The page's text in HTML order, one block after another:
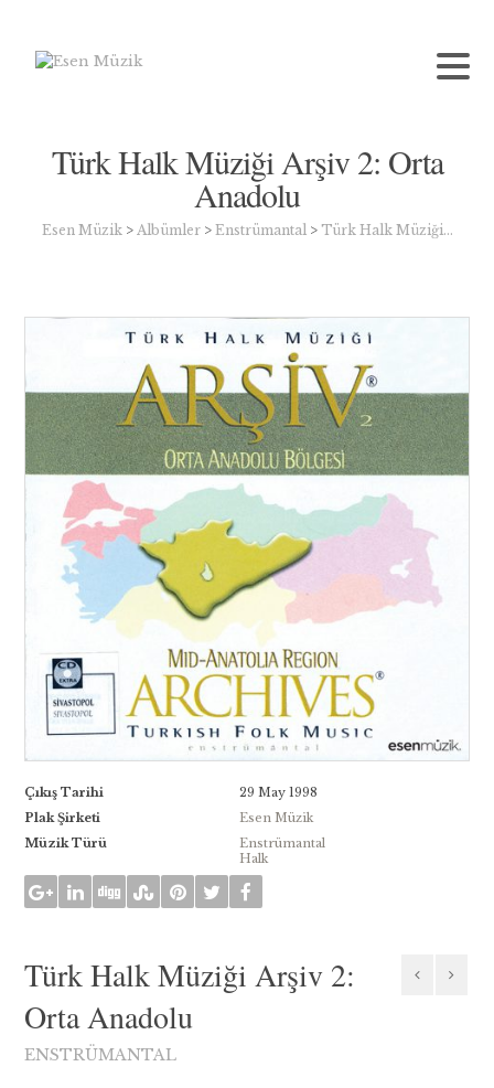
Türk Halk Müziği Arşiv 2: Orta
Anadolu
Esen Müzik> Albümler> Enstrümantal > Türk Halk Müziği…
Çıkış Tarihi
29 May 1998
Plak Şirketi
Esen Müzik
Müzik Türü
Enstrümantal
Halk
Türk Halk Müziği Arşiv 2:
Orta Anadolu
ENSTRÜMANTAL